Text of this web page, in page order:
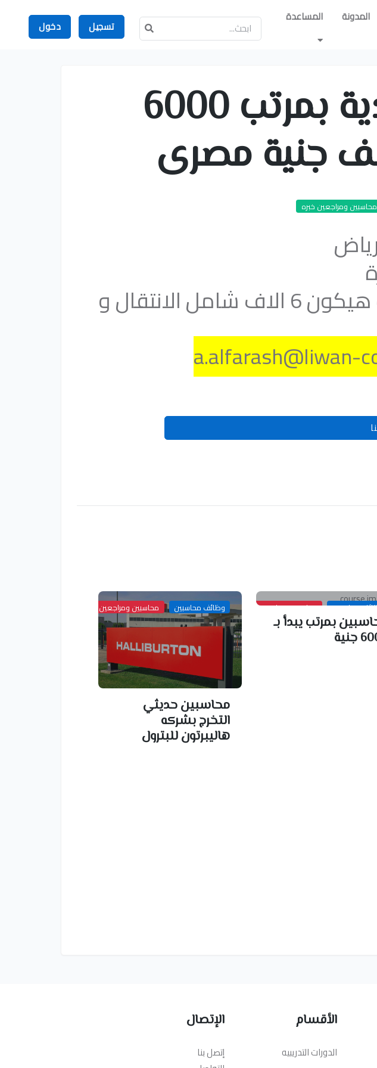
المدونة المساعدة
تسجيل دخول
محاسبين بالسعودية بمرتب 6000
محاسبين ومراجعين خبره
متاح نقل كفالة بعد اختبار شهر و الراتب هيكون 6 الاف شامل الانتقال و
a.alfarash@liwan-
محاسبين محاسبين ومراجعين خبره
بمرتب يبدأ بـ
وظائف محاسبين محاسبين ومراجعين خبره
محاسبين حديثي
التخرج بشركه
هاليبرتون للبترول
الأقسام
الدورات التدريبيه
الإتصال
إتصل بنا